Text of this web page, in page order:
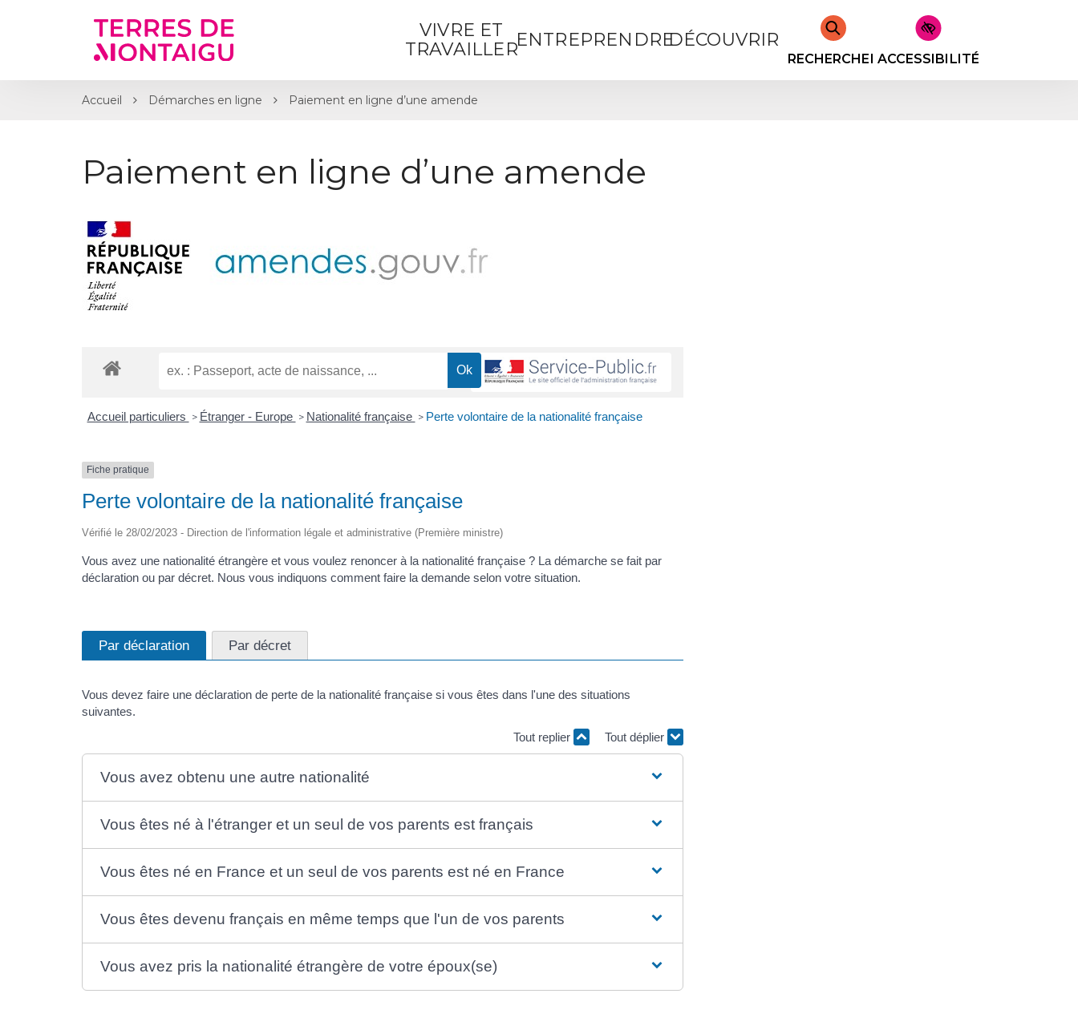
VIVRE ET
TRAVAILLERENTREPRENDREDÉCOUVRIR
RECHERCHERACCESSIBILITÉ
Accueil Démarches en ligne Paiement en ligne d’une amende
Paiement en ligne d’une amende
Accueil particuliers > Étranger - Europe > Nationalité française > Perte volontaire de la nationalité française
Fiche pratique
Perte volontaire de la nationalité française
Vérifié le 28/02/2023 - Direction de l'information légale et administrative (Première ministre)
Vous avez une nationalité étrangère et vous voulez renoncer à la nationalité française ? La démarche se fait par
déclaration ou par décret. Nous vous indiquons comment faire la demande selon votre situation.
Par déclaration Par décret
Vous devez faire une déclaration de perte de la nationalité française si vous êtes dans l'une des situations
suivantes.
Tout replier
Tout déplier
Vous avez obtenu une autre nationalité
Vous êtes né à l'étranger et un seul de vos parents est français
Vous êtes né en France et un seul de vos parents est né en France
Vous êtes devenu français en même temps que l'un de vos parents
Vous avez pris la nationalité étrangère de votre époux(se)